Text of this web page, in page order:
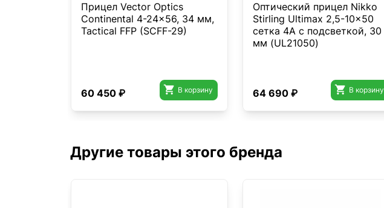
Прицел Vector Optics
Continental 4-24x56, 34 мм,
Tactical FFP (SCFF-29)
60 450 ₽  В корзину
Оптический прицел Nikko
Stirling Ultimax 2,5-10x50
сетка 4А с подсветкой, 30
мм (UL21050)
64 690 ₽  В корзину
Другие товары этого бренда